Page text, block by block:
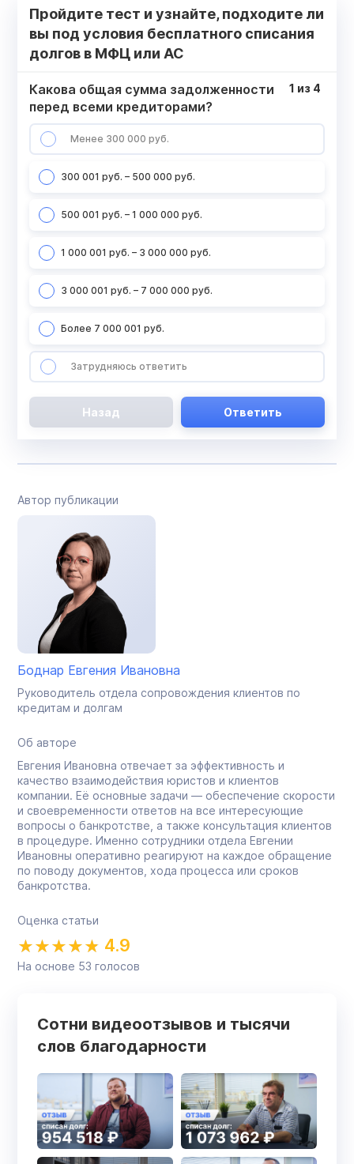
Пройдите тест и узнайте, подходите ли
вы под условия бесплатного списания
долгов в МФЦ или АС
Какова общая сумма задолженности
перед всеми кредиторами?
Менее 300 000 руб.
300 001 руб. – 500 000 руб.
500 001 руб. – 1 000 000 руб.
1 000 001 руб. – 3 000 000 руб.
3 000 001 руб. – 7 000 000 руб.
Более 7 000 001 руб.
Затрудняюсь ответить
1 из 4
Назад Ответить
Автор публикации
Боднар Евгения Ивановна
Руководитель отдела сопровождения клиентов по
кредитам и долгам
Об авторе
Евгения Ивановна отвечает за эффективность и
качество взаимодействия юристов и клиентов
компании. Её основные задачи — обеспечение скорости
и своевременности ответов на все интересующие
вопросы о банкротстве, а также консультация клиентов
в процедуре. Именно сотрудники отдела Евгении
Ивановны оперативно реагируют на каждое обращение
по поводу документов, хода процесса или сроков
банкротства.
Оценка статьи
4.9
На основе 53 голосов
Сотни видеоотзывов и тысячи
слов благодарности